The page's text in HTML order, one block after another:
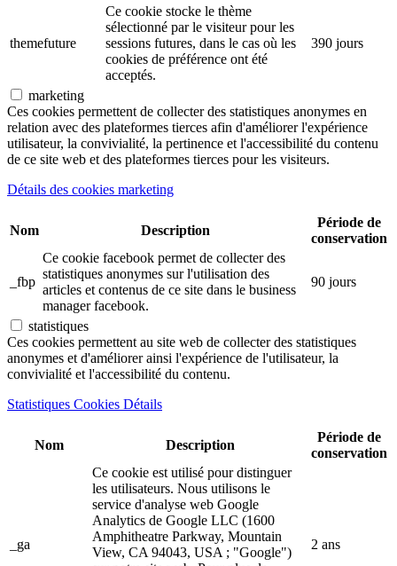
themefuture
Ce cookie stocke le thème
sélectionné par le visiteur pour les
sessions futures, dans le cas où les
cookies de préférence ont été
acceptés.
390 jours
marketing
Ces cookies permettent de collecter des statistiques anonymes en
relation avec des plateformes tierces afin d'améliorer l'expérience
utilisateur, la convivialité, la pertinence et l'accessibilité du contenu
de ce site web et des plateformes tierces pour les visiteurs.
Détails des cookies marketing
Nom Description
Période de
conservation
_fbp
Ce cookie facebook permet de collecter des
statistiques anonymes sur l'utilisation des
articles et contenus de ce site dans le business
manager facebook.
90 jours
statistiques
Ces cookies permettent au site web de collecter des statistiques
anonymes et d'améliorer ainsi l'expérience de l'utilisateur, la
convivialité et l'accessibilité du contenu.
Statistiques Cookies Détails
Nom Description
Période de
conservation
_ga
Ce cookie est utilisé pour distinguer
les utilisateurs. Nous utilisons le
service d'analyse web Google
Analytics de Google LLC (1600
Amphitheatre Parkway, Mountain
View, CA 94043, USA ; "Google")
2 ans